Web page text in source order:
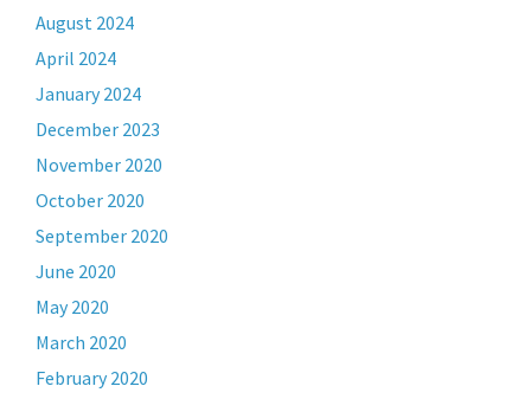
August 2024
April 2024
January 2024
December 2023
November 2020
October 2020
September 2020
June 2020
May 2020
March 2020
February 2020